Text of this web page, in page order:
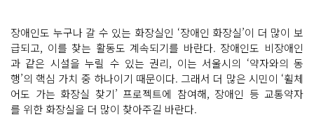
장애인도 누구나 갈 수 있는 화장실인 ‘장애인 화장실’이 더 많이 보
급되고, 이를 찾는 활동도 계속되기를 바란다. 장애인도 비장애인
과 같은 시설을 누릴 수 있는 권리, 이는 서울시의 ‘약자와의 동
행’의 핵심 가치 중 하나이기 때문이다. 그래서 더 많은 시민이 ‘휠체
어도 가는 화장실 찾기’ 프로젝트에 참여해, 장애인 등 교통약자
를 위한 화장실을 더 많이 찾아주길 바란다.